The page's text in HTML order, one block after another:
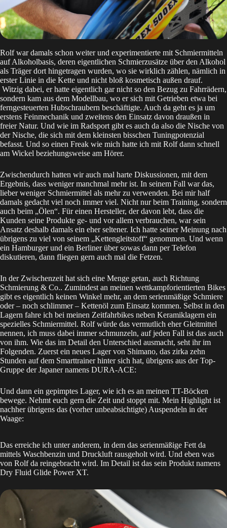
Rolf war damals schon weiter und experimentierte mit Schmiermitteln
auf Alkoholbasis, deren eigentlichen Schmierzusätze über den Alkohol
als Träger dort hingetragen wurden, wo sie wirklich zählen, nämlich in
erster Linie in die Kette und nicht bloß kosmetisch außen drauf.
Witzig dabei, er hatte eigentlich gar nicht so den Bezug zu Fahrrädern,
sondern kam aus dem Modellbau, wo er sich mit Getrieben etwa bei
ferngesteuerten Hubschraubern beschäftigte. Auch da geht es ja um
erstens Feinmechanik und zweitens den Einsatz davon draußen in
freier Natur. Und wie im Radsport gibt es auch da also die Nische von
der Nische, die sich mit dem kleinsten bisschen Tuningpotenzial
befasst. Und so einen Freak wie mich hatte ich mit Rolf dann schnell
am Wickel beziehungsweise am Hörer.
Zwischendurch hatten wir auch mal harte Diskussionen, mit dem
Ergebnis, dass weniger manchmal mehr ist. In seinem Fall war das,
lieber weniger Schmiermittel als mehr zu verwenden. Bei mir half
damals gedacht viel noch immer viel. Nicht nur beim Training, sondern
auch beim „Ölen“. Für einen Hersteller, der davon lebt, dass die
Kunden seine Produkte ge- und vor allem verbrauchen, war sein
Ansatz deshalb damals ein eher seltener. Ich hatte seiner Meinung nach
übrigens zu viel von seinem „Kettengleitstoff“ genommen. Und wenn
ein Hamburger und ein Berliner über sowas dann per Telefon
diskutieren, dann fliegen gern auch mal die Fetzen.
In der Zwischenzeit hat sich eine Menge getan, auch Richtung
Schmierung & Co.. Zumindest an meinen wettkampforientierten Bikes
gibt es eigentlich keinen Winkel mehr, an dem serienmäßige Schmiere
oder – noch schlimmer – Kettenöl zum Einsatz kommen. Selbst in den
Lagern fahre ich bei meinen Zeitfahrbikes neben Keramiklagern ein
spezielles Schmiermittel. Rolf würde das vermutlich eher Gleitmittel
nennen, ich muss dabei immer schmunzeln, auf jeden Fall ist das auch
von ihm. Wie das im Detail den Unterschied ausmacht, seht ihr im
Folgenden. Zuerst ein neues Lager von Shimano, das zirka zehn
Stunden auf dem Smarttrainer hinter sich hat, übrigens aus der Top-
Gruppe der Japaner namens DURA-ACE:
Und dann ein gepimptes Lager, wie ich es an meinen TT-Böcken
bewege. Nehmt euch gern die Zeit und stoppt mit. Mein Highlight ist
nachher übrigens das (vorher unbeabsichtigte) Auspendeln in der
Waage:
Das erreiche ich unter anderem, in dem das serienmäßige Fett da
mittels Waschbenzin und Druckluft rausgeholt wird. Und eben was
von Rolf da reingebracht wird. Im Detail ist das sein Produkt namens
Dry Fluid Glide Power XT.